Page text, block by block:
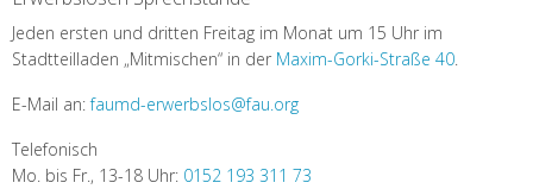
Jeden ersten und dritten Freitag im Monat um 15 Uhr im
Stadtteilladen „Mitmischen“ in der Maxim-Gorki-Straße 40
E-Mail an:faumd-erwerbslos@fau.org
Telefonisch
Mo. bis Fr., 13-18 Uhr: 0152 193 311 73